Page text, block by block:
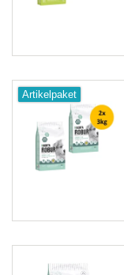
Artikelpaket